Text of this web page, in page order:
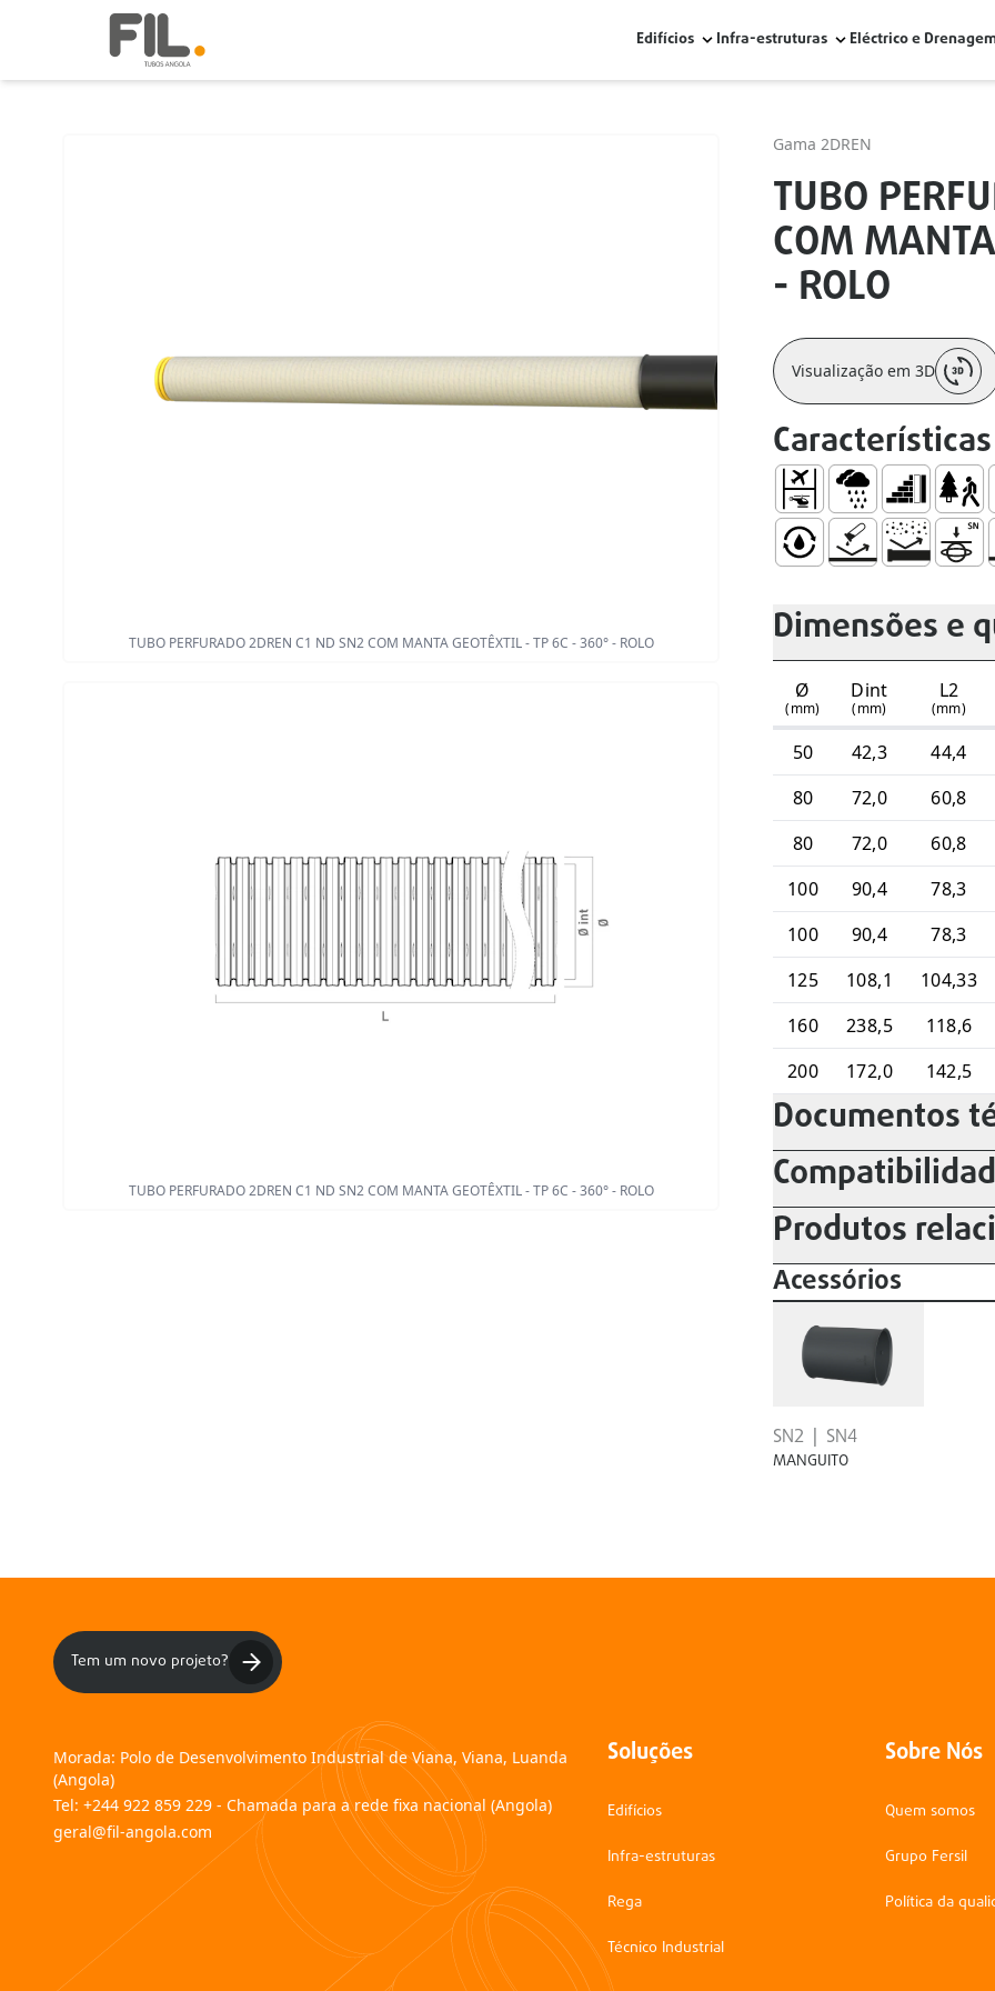
Edifícios Infra-estruturas Eléctrico e
TUBO PERFURADO 2DREN C1 ND SN2 COM MANTA GEOTÊXTIL - TP 6C - 360° - ROLO
TUBO PERFURADO 2DREN C1 ND SN2 COM MANTA GEOTÊXTIL - TP 6C - 360° - ROLO
Gama 2DREN
TUBO
COM
- ROLO
Visualização em 3D
Características
Aerportos e Heliportos
Águas Pluviais
Muros de
Dimensões e
Ø
(mm)
Dint
(mm)
L2
(mm)
50
42,3 44,4
80
72,0 60,8
80
72,0 60,8
100
90,4 78,3
100
90,4 78,3
125
108,1 104,33
160
238,5 118,6
200
172,0 142,5
Documentos
Produtos
Acessórios
SN2 SN4
MANGUITO
Tem um novo projeto?
Morada: Polo de Desenvolvimento Industrial de Viana, Viana, Luanda
(Angola)
Tel: +244 922 859 229 - Chamada para a rede fixa nacional (Angola)
geral@fil-angola.com
Soluções
Edifícios
Infra-estruturas
Rega
Técnico Industrial
Sobre Nós
Quem somos
Grupo Fersil
Política da